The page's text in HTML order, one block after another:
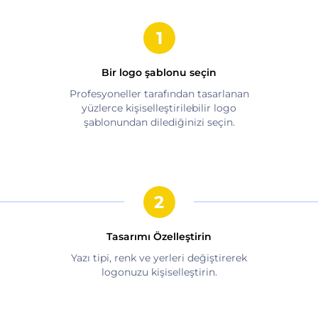
Bir logo şablonu seçin
Profesyoneller tarafından tasarlanan
yüzlerce kişiselleştirilebilir logo
şablonundan dilediğinizi seçin.
Tasarımı Özelleştirin
Yazı tipi, renk ve yerleri değiştirerek
logonuzu kişiselleştirin.